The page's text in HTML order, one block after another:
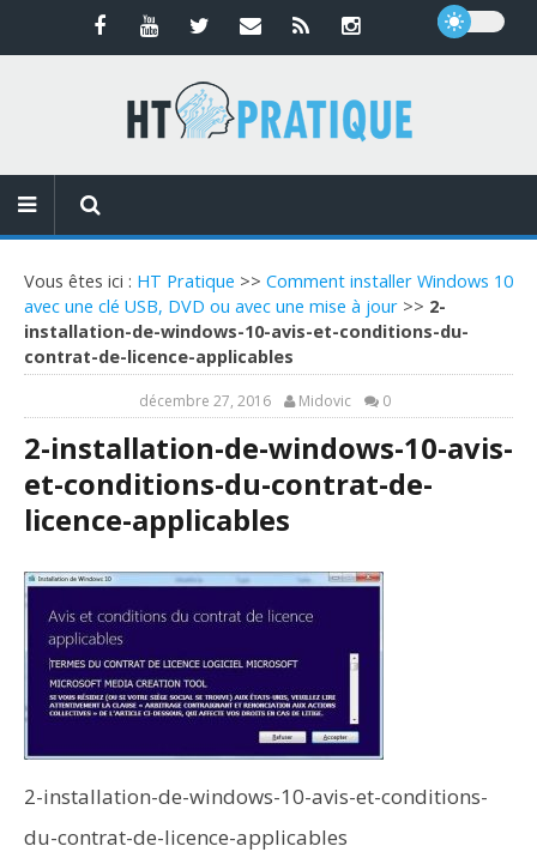
Vous êtes ici : HT Pratique >> Comment installer Windows 10
avec une clé USB, DVD ou avec une mise à jour >> 2-
installation-de-windows-10-avis-et-conditions-du-
contrat-de-licence-applicables
décembre 27, 2016 Midovic 0
2-installation-de-windows-10-avis-
et-conditions-du-contrat-de-
licence-applicables
2-installation-de-windows-10-avis-et-conditions-
du-contrat-de-licence-applicables